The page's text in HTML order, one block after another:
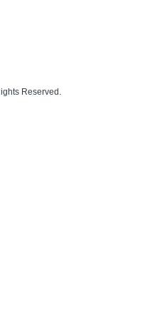
Reserved.